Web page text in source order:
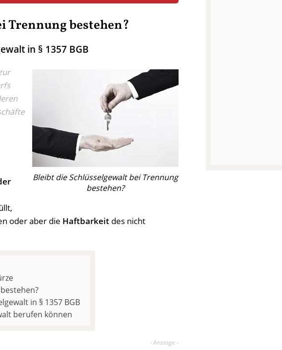
Trennung bestehen?
in § 1357 BGB
Bleibt die Schlüsselgewalt bei Trennung
bestehen?
oder aber die Haftbarkeit des nicht
in § 1357 BGB
berufen können